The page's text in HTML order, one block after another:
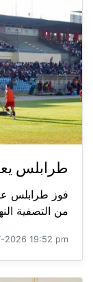
طرابلس
من التصفية
2026 19:52 pm